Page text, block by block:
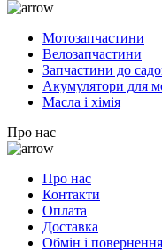
Мотозапчастини
Велозапчастини
Запчастини до
Акумулятори для
Масла і хімія
Про нас
Про нас
Контакти
Оплата
Доставка
Обмін і повернення